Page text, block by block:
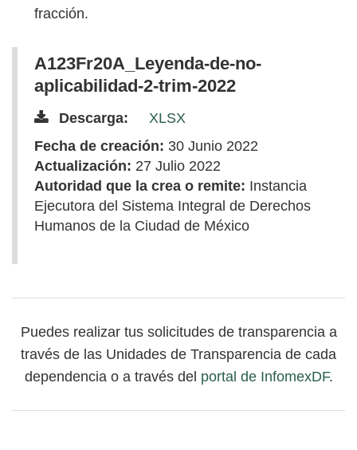
fracción.
A123Fr20A_Leyenda-de-no-
aplicabilidad-2-trim-2022
Descarga:
XLSX
Fecha de creación: 30 Junio 2022
Actualización: 27 Julio 2022
Autoridad que la crea o remite: Instancia
Ejecutora del Sistema Integral de Derechos
Humanos de la Ciudad de México
Puedes realizar tus solicitudes de transparencia a
través de las Unidades de Transparencia de cada
dependencia o a través del portal de InfomexDF.